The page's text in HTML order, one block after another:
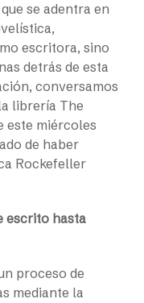
se adentra en
escritora, sino
detrás de esta
conversamos
librería The
este miércoles
de haber
Rockefeller
escrito hasta
proceso de
mediante la